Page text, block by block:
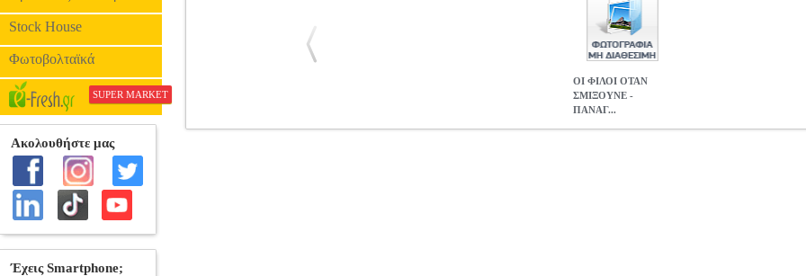
Stock House
Φωτοβολταϊκά
SUPER MARKET
ΟΙ ΦΙΛΟΙ ΟΤΑΝ
ΣΜΙΞΟΥΝΕ -
ΠΑΝΑΓ...